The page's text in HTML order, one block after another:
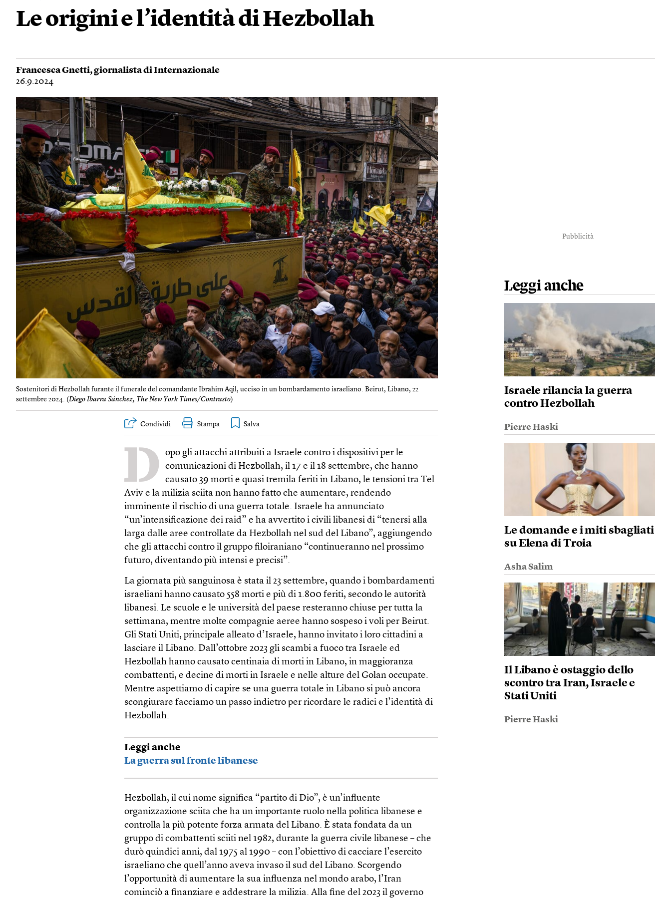
Le origini e l’identità di Hezbollah
Francesca Gnetti, giornalista di Internazionale
26.9.2024
Sostenitori di Hezbollah furante il funerale del comandante Ibrahim Aqil, ucciso in un bombardamento israeliano. Beirut, Libano, 22
settembre 2024. (Diego Ibarra Sánchez, The New York Times/Contrasto)
Condividi Stampa
D
opo gli attacchi attribuiti a Israele contro i dispositivi per le
comunicazioni di Hezbollah, il 17 e il 18 settembre, che hanno
causato 39 morti e quasi tremila feriti in Libano, le tensioni tra Tel
Aviv e la milizia sciita non hanno fatto che aumentare, rendendo
imminente il rischio di una guerra totale. Israele ha annunciato
“un’intensificazione dei raid” e ha avvertito i civili libanesi di “tenersi alla
larga dalle aree controllate da Hezbollah nel sud del Libano”, aggiungendo
che gli attacchi contro il gruppo filoiraniano “continueranno nel prossimo
futuro, diventando più intensi e precisi”.
La giornata più sanguinosa è stata il 23 settembre, quando i bombardamenti
israeliani hanno causato 558 morti e più di 1.800 feriti, secondo le autorità
libanesi. Le scuole e le università del paese resteranno chiuse per tutta la
settimana, mentre molte compagnie aeree hanno sospeso i voli per Beirut.
Gli Stati Uniti, principale alleato d’Israele, hanno invitato i loro cittadini a
lasciare il Libano. Dall’ottobre 2023 gli scambi a fuoco tra Israele ed
Hezbollah hanno causato centinaia di morti in Libano, in maggioranza
combattenti, e decine di morti in Israele e nelle alture del Golan occupate.
Mentre aspettiamo di capire se una guerra totale in Libano si può ancora
scongiurare facciamo un passo indietro per ricordare le radici e l’identità di
Hezbollah.
Leggi anche
La guerra sul fronte libanese
Hezbollah, il cui nome significa “partito di Dio”, è un’influente
organizzazione sciita che ha un importante ruolo nella politica libanese e
controlla la più potente forza armata del Libano. È stata fondata da un
gruppo di combattenti sciiti nel 1982, durante la guerra civile libanese – che
durò quindici anni, dal 1975 al 1990 – con l’obiettivo di cacciare l’esercito
israeliano che quell’anno aveva invaso il sud del Libano. Scorgendo
l’opportunità di aumentare la sua influenza nel mondo arabo, l’Iran
cominciò a finanziare e addestrare la milizia. Alla fine del 2023 il governo
Pubblicità
Leggi anche
Israele rilancia la guerra
contro Hezbollah
Pierre Haski
Le domande e i miti sbagliati
su Elena di Troia
Asha Salim
Il Libano è ostaggio dello
scontro tra Iran, Israele e
Stati Uniti
Pierre Haski